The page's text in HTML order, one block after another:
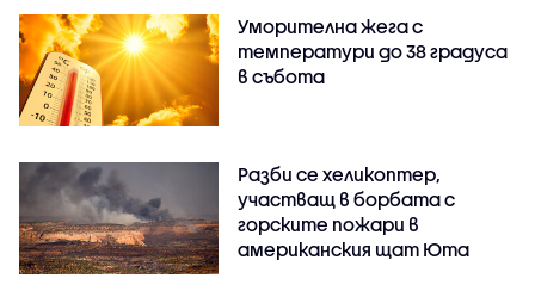
Уморителна жега с
температури до 38 градуса
в събота
Разби се хеликоптер,
участващ в борбата с
горските пожари в
американския щат Юта